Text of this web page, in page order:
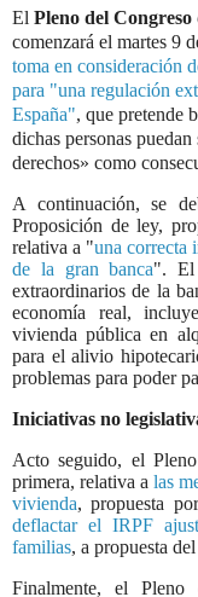
El Pleno del
comenzará el martes 9
toma en consideración
para "una regulación
España", que pretende
dichas personas
derechos» como
A continuación, se
Proposición de ley,
relativa a "una correcta
de la gran banca". El
extraordinarios de la
economía real,
vivienda pública en
para el alivio
problemas para poder
Iniciativas no
Acto seguido, el
primera, relativa alas
vivienda, propuesta
deflactar el IRPF
familias, a propuesta
Finalmente, el Pleno